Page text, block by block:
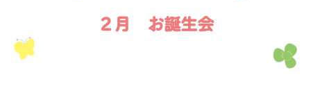
２月 お誕生会